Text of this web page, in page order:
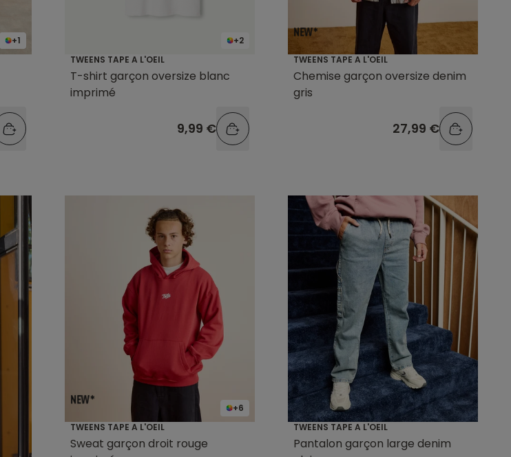
+1
+2
TWEENS TAPE A L'OEIL
T-shirt garçon oversize blanc
imprimé
9,99 €
TWEENS TAPE A L'OEIL
Chemise garçon oversize denim
gris
27,99 €
+6
TWEENS TAPE A L'OEIL
Sweat garçon droit rouge
TWEENS TAPE A L'OEIL
Pantalon garçon large denim